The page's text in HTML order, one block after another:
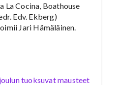
La Cocina, Boathouse
Edv. Ekberg)
Jari Hämäläinen.
tuoksuvat mausteet